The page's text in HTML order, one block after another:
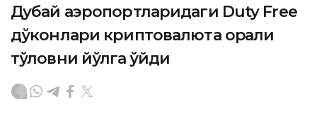
Дубай аэропортларидаги Duty Free
дўконлари криптовалюта орқали
тўловни йўлга қўйди